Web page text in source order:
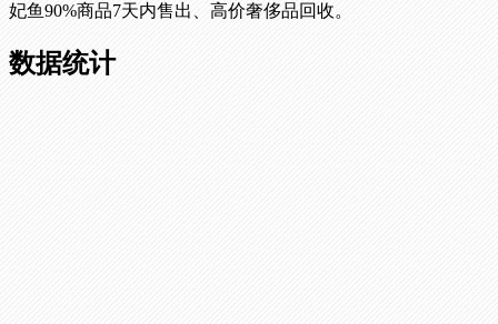
妃鱼90%商品7天内售出、高价奢侈品回收。
数据统计